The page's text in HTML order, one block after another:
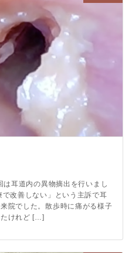
耳道内の異物摘出を行いまし
改善しない」という主訴で耳
院でした。散歩時に痛がる様子
たけれど […]